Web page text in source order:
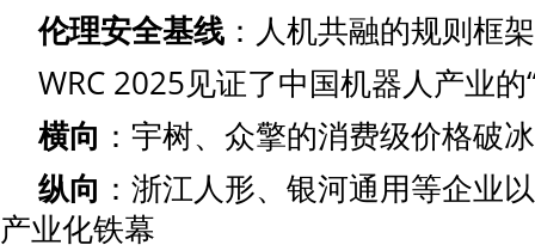
伦理安全基线 ：人机共融的规则框架
WRC 2025见证了中国机器人产业的
横向 ：宇树、众擎的消费级价格破
纵向 ：浙江人形、银河通用等企业
产业化铁幕